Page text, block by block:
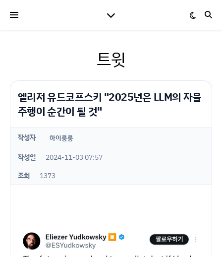
트윗
엘리저 유드코프스키 "2025년은 LLM의 자율
주행이 순간이 될 것"
작성자 하이룽룽
작성일
2024-11-03 07:57
조회
1373